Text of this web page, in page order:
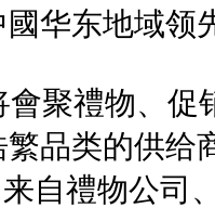
华东地域领
會聚禮物、
品类的供给
自禮物公司